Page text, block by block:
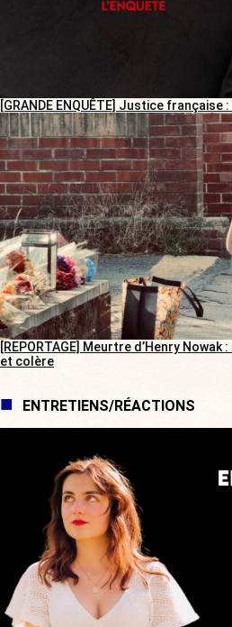
[GRANDE ENQUÊTE] Justice
[REPORTAGE] Meurtre d’Henry
et colère
ENTRETIENS/RÉACTIONS